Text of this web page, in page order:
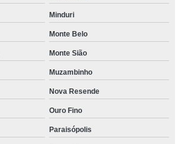
Minduri
Monte Belo
Monte Sião
Muzambinho
Nova Resende
Ouro Fino
Paraisópolis